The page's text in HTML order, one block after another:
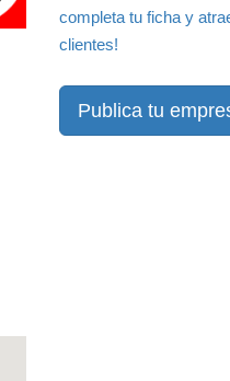
completa tu ficha y
clientes!
Publica tu